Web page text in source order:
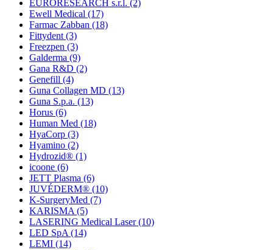
EURORESEARCH s.r.l. (2)
Ewell Medical (17)
Farmac Zabban (18)
Fittydent (3)
Freezpen (3)
Galderma (9)
Gana R&D (2)
Genefill (4)
Guna Collagen MD (13)
Guna S.p.a. (13)
Horus (6)
Human Med (18)
HyaCorp (3)
Hyamino (2)
Hydrozid® (1)
icoone (6)
JETT Plasma (6)
JUVÉDERM® (10)
K-SurgeryMed (7)
KARISMA (5)
LASERING Medical Laser(10)
LED SpA (14)
LEMI (14)